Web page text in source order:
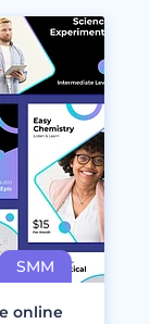
online